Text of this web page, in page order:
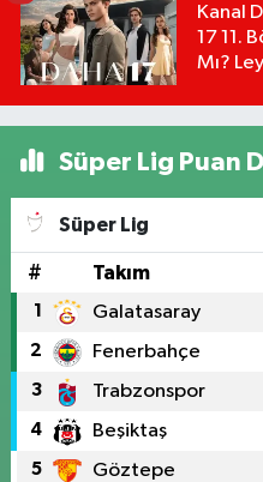
Kanal
17 11.
Mı?
Süper Lig Puan
Süper Lig
# Takım
1 Galatasaray
2 Fenerbahçe
3 Trabzonspor
4 Beşiktaş
5 Göztepe